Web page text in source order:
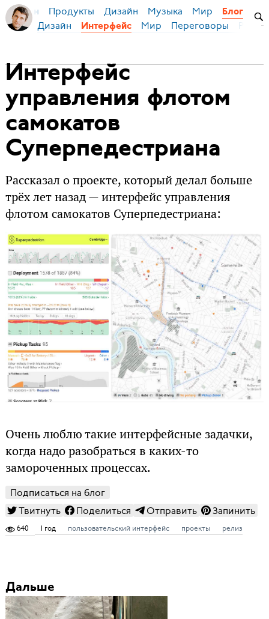
Бирман Продукты Дизайн Музыка Мир Блог
Дизайн Интерфейс Мир Переговоры
Интерфейс
управления флотом
самокатов
Суперпедестриана
Рассказал о проекте, который делал больше
трёх лет назад — интерфейс управления
флотом самокатов Суперпедестриана:
Очень люблю такие интерфейсные задачки,
когда надо разобраться в каких-то
замороченных процессах.
Подписаться на блог
Твитнуть
Поделиться Отправить Запинить
640 1 год пользовательский интерфейс проекты релиз
Дальше